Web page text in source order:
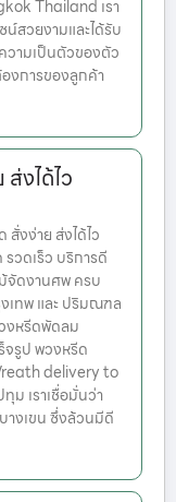
Thailand เรา
สวยงามและได้รับ
ามเป็นตัวของตัว
งการของลูกค้า
งได้ไว
งง่าย ส่งได้ไว
วดเร็ว บริการดี
จัดงานศพ ครบ
เทพ และ ปริมณฑล
งหรีดพัดลม
จรูป พวงหรีด
delivery to
เราเชื่อมั่นว่า
างเขน ซึ่งล้วนมีดี